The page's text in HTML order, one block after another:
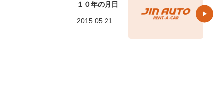
１０年の月日
2015.05.21